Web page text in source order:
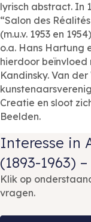
lyrisch abstract. In
“Salon des
(m.u.v. 1953 en
o.a. Hans Hartung
hierdoor beïnvloed
Kandinsky. Van
Creatie en sloot
Beelden.
Interesse in
(1893-1963)
Klik op
vragen.